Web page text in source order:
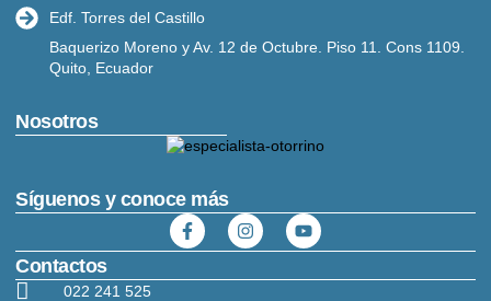
Edf. Torres del Castillo
Baquerizo Moreno y Av. 12 de Octubre. Piso 11. Cons 1109.
Quito, Ecuador
Nosotros
Síguenos y conoce más
Contactos
022 241 525